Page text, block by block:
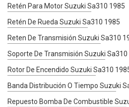
Retén Para Motor Suzuki Sa310 1985
Retén De Rueda Suzuki Sa310 1985
Reten De Transmisión Suzuki Sa310
Soporte De Transmisión Suzuki Sa310
Rotor De Encendido Suzuki Sa310
Banda Distribución O Tiempo Suzuki
Repuesto Bomba De Combustible